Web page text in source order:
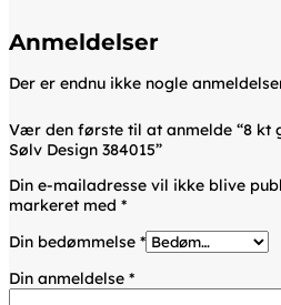
Anmeldelser
Der er endnu ikke nogle
Vær den første til at anmelde “8 kt
Sølv Design 384015”
Din e-mailadresse vil ikke blive
markeret med *
Din bedømmelse *
Din anmeldelse *